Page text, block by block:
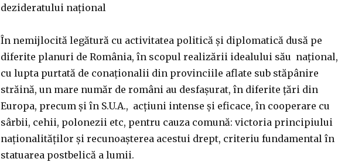
dezideratului național
În nemijlocită legătură cu activitatea politică și diplomatică dusă pe
diferite planuri de România, în scopul realizării idealului său național,
cu lupta purtată de conaționalii din provinciile aflate sub stăpânire
străină, un mare număr de români au desfașurat, în diferite țări din
Europa, precum și în S.U.A., acțiuni intense și eficace, în cooperare cu
sârbii, cehii, polonezii etc, pentru cauza comună: victoria principiului
naționalităților și recunoașterea acestui drept, criteriu fundamental în
statuarea postbelică a lumii.